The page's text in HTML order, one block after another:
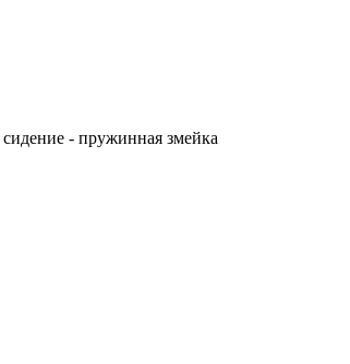
- пружинная змейка